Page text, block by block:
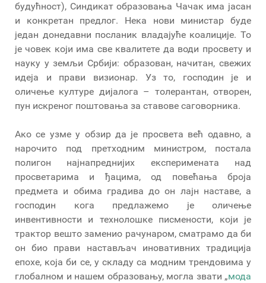
будућност), Синдикат образовања Чачак има јасан
и конкретан предлог. Нека нови министар буде
један донедавни посланик владајуће коалиције. То
је човек који има све квалитете да води просвету и
науку у земљи Србији: образован, начитан, свежих
идеја и прави визионар. Уз то, господин је и
оличење културе дијалога – толерантан, отворен,
пун искреног поштовања за ставове саговорника.
Ако се узме у обзир да је просвета већ одавно, а
нарочито под претходним министром, постала
полигон најнапреднијих експеримената над
просветарима и ђацима, од повећања броја
предмета и обима градива до он лајн наставе, а
господин кога предлажемо је оличење
инвентивности и технолошке писмености, који је
трактор вешто заменио рачунаром, сматрамо да би
он био прави настављач иновативних традиција
епохе, која би се, у складу са модним трендовима у
глобалном и нашем образовању, могла звати „мода